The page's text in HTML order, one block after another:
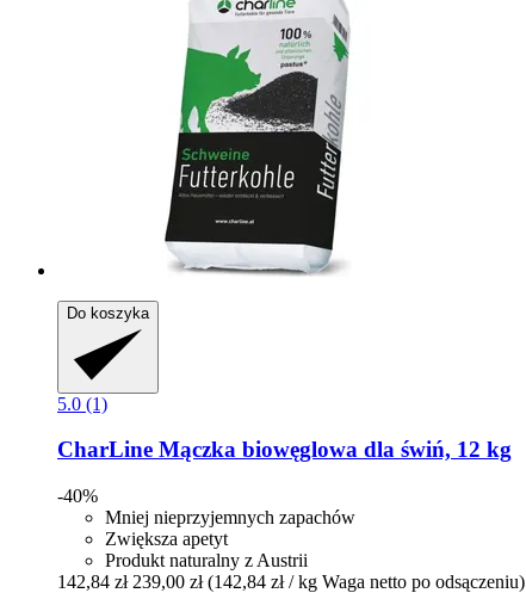
Do koszyka
5.0 (1)
CharLine Mączka biowęglowa dla świń, 12 kg
-40%
Mniej nieprzyjemnych zapachów
Zwiększa apetyt
Produkt naturalny z Austrii
142,84 zł 239,00 zł (142,84 zł / kg Waga netto po odsączeniu)